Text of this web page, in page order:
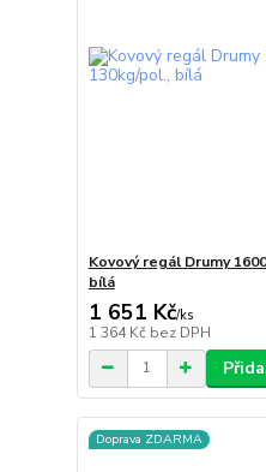
Kovový regál Drumy
bílá
1 651 Kč/ks
1 364 Kč bez DPH
Doprava ZDARMA